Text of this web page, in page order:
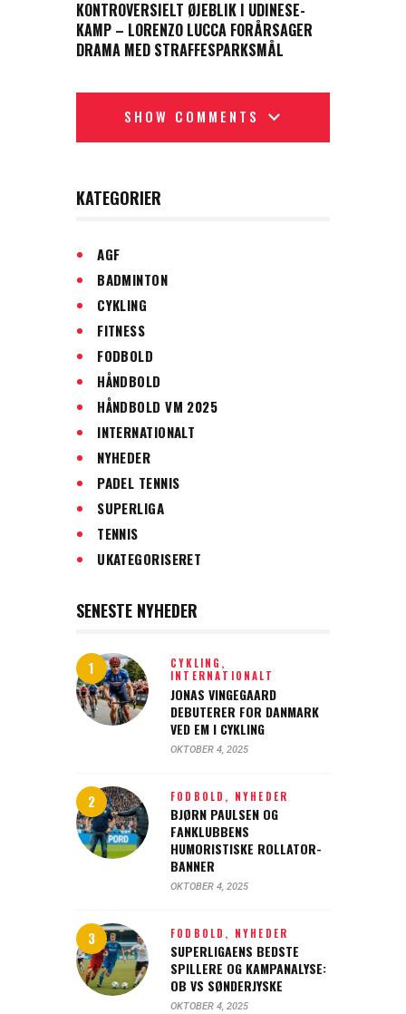
KONTROVERSIELT ØJEBLIK I UDINESE-
KAMP – LORENZO LUCCA FORÅRSAGER
DRAMA MED STRAFFESPARKSMÅL
SHOW COMMENTS
KATEGORIER
AGF
BADMINTON
CYKLING
FITNESS
FODBOLD
HÅNDBOLD
HÅNDBOLD VM 2025
INTERNATIONALT
NYHEDER
PADEL TENNIS
SUPERLIGA
TENNIS
UKATEGORISERET
SENESTE NYHEDER
CYKLING,
INTERNATIONALT
JONAS VINGEGAARD
DEBUTERER FOR DANMARK
VED EM I CYKLING
OKTOBER 4, 2025
FODBOLD, NYHEDER
BJØRN PAULSEN OG
FANKLUBBENS
HUMORISTISKE ROLLATOR-
BANNER
OKTOBER 4, 2025
FODBOLD, NYHEDER
SUPERLIGAENS BEDSTE
SPILLERE OG KAMPANALYSE:
OB VS SØNDERJYSKE
OKTOBER 4, 2025